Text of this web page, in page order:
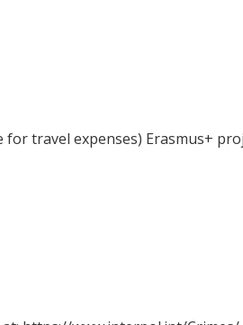
for travel expenses) Erasmus+